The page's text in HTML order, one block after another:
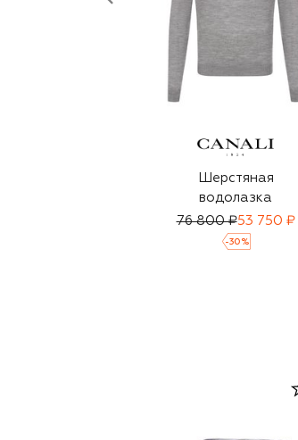
Шерстяная
водолазка
76 800 ₽53 750 ₽
-30 %